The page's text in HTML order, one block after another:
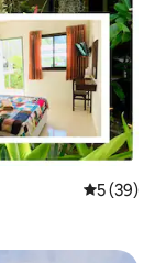
5 de uma
5 (39)